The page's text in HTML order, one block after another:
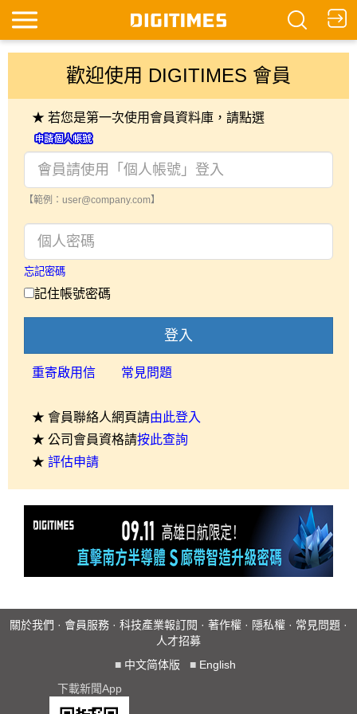
歡迎使用 DIGITIMES 會員
★ 若您是第一次使用會員資料庫，請點選
【範例：user@company.com】
忘記密碼
記住帳號密碼
登入
重寄啟用信 常見問題
★ 會員聯絡人網頁請由此登入
★ 公司會員資格請按此查詢
★ 評估申請
關於我們 · 會員服務 · 科技產業報訂閱 · 著作權 · 隱私權 · 常見問題 ·
人才招募
■ 中文简体版 ■ English
下載新聞App